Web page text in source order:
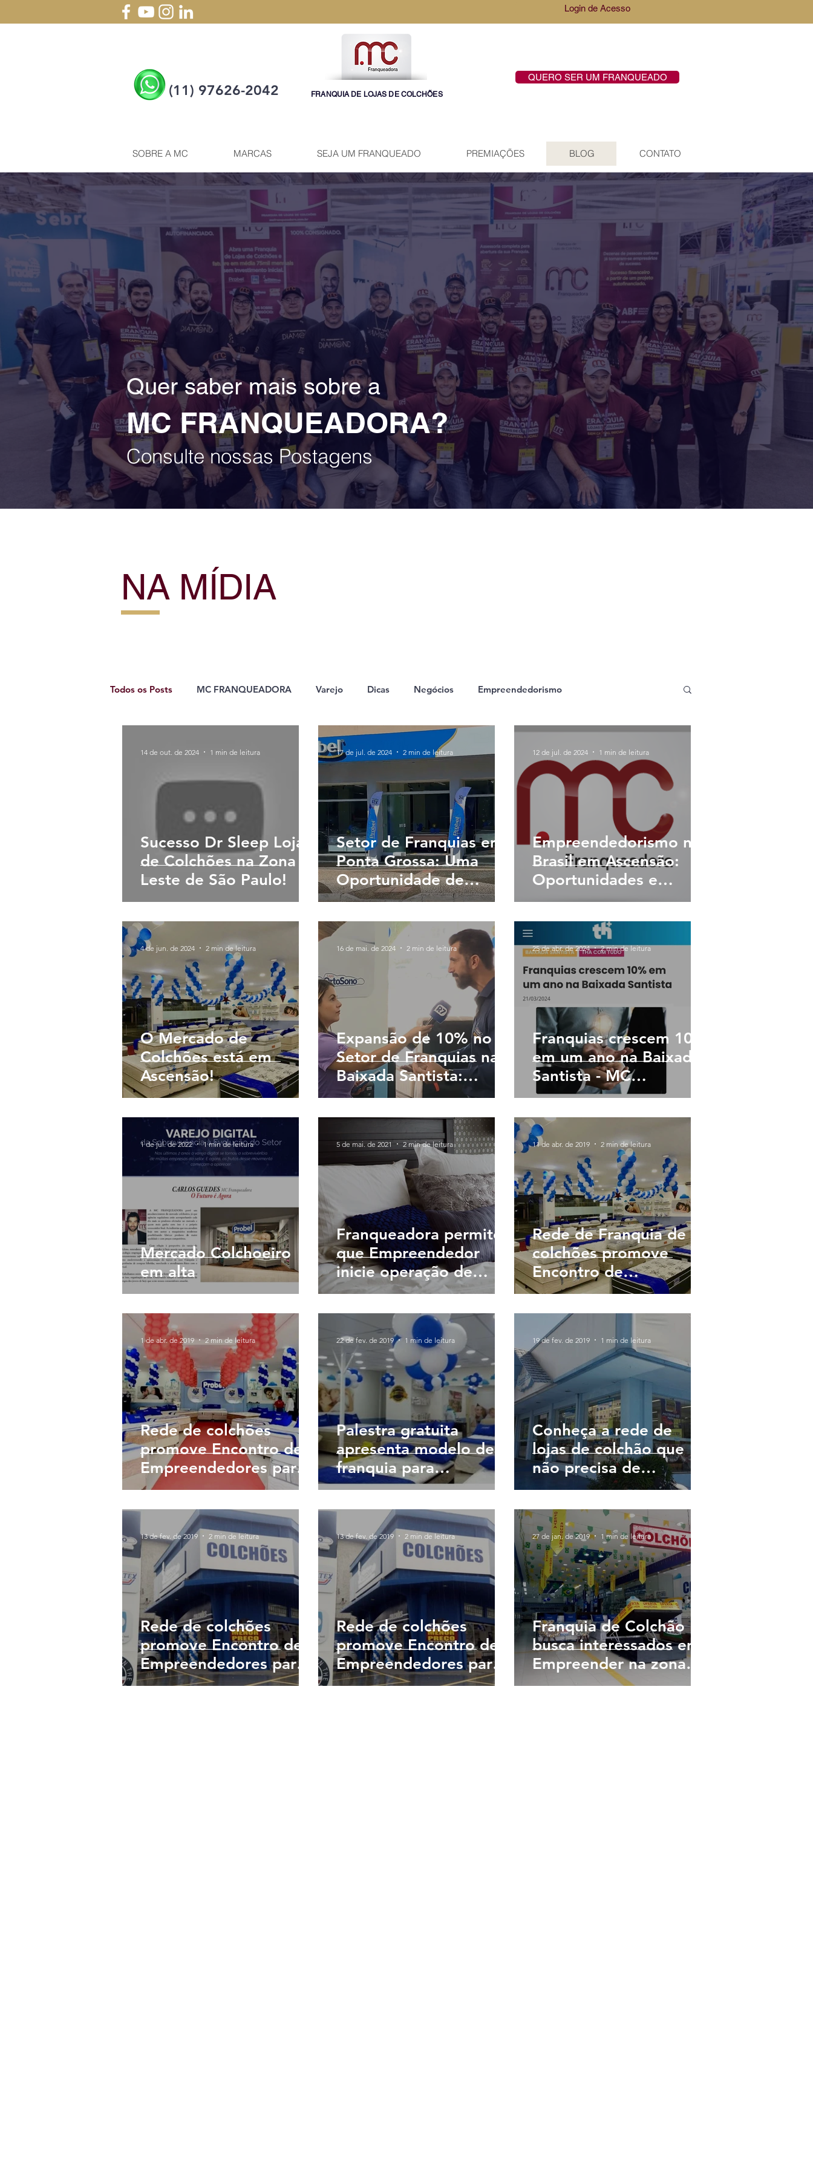
Login de Acesso
(11) 97626-2042 FRANQUIA DE LOJAS DE COLCHÕES
QUERO SER UM FRANQUEADO
SOBRE A MC MARCAS SEJA UM FRANQUEADO PREMIAÇÕES BLOG CONTATO
Quer saber mais sobre a
MC FRANQUEADORA?
Consulte nossas Postagens
NA MÍDIA
Todos os Posts MC FRANQUEADORA Varejo Dicas Negócios Empreendedorismo
Sucesso Dr Sleep Loja
de Colchões na Zona
Leste de São Paulo!
14 de out. de 2024 1 min de leitura
Setor de Franquias em
Ponta Grossa: Uma
Oportunidade de
Crescimento
17 de jul. de 2024 2 min de leitura
Empreendedorismo no
Brasil em Ascensão:
Oportunidades e
Franquias de Sucesso
12 de jul. de 2024 1 min de leitura
O Mercado de
Colchões está em
Ascensão!
4 de jun. de 2024 2 min de leitura
Expansão de 10% no
Setor de Franquias na
Baixada Santista:
Entrevista Exclusiva
com Givanildo Araújo
16 de mai. de 2024 2 min de leitura
Franquias crescem 10%
em um ano na Baixada
Santista - MC
Franqueadora + TH+
25 de abr. de 2024 2 min de leitura
Mercado Colchoeiro
em alta
1 de jul. de 2022 1 min de leitura
Franqueadora permite
que Empreendedor
inicie operação de
negócio sem
investimento inicial
5 de mai. de 2021 2 min de leitura
Rede de Franquia de
colchões promove
Encontro de
Empreendedores em
busca de franqueados
em Santos
11 de abr. de 2019 2 min de leitura
Rede de colchões
promove Encontro de
Empreendedores para
novos franqueados em
Campinas
1 de abr. de 2019 2 min de leitura
Palestra gratuita
apresenta modelo de
franquia para
interessados em
empreender na zona
leste de SP
22 de fev. de 2019 1 min de leitura
Conheça a rede de
lojas de colchão que
não precisa de
investimento inicial
19 de fev. de 2019 1 min de leitura
Rede de colchões
promove Encontro de
Empreendedores para
franqueados em Santos
13 de fev. de 2019 2 min de leitura
Rede de colchões
promove Encontro de
Empreendedores para
atrair novos
13 de fev. de 2019 2 min de leitura
Franquia de Colchão
busca interessados em
Empreender na zona
leste de São Paulo
27 de jan. de 2019 1 min de leitura